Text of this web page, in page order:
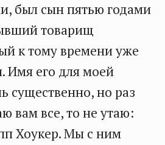
был сын пятью годами
товарищ
к тому времени уже
Имя его для моей
существенно, но раз
вам все, то не утаю:
Хоукер. Мы с ним